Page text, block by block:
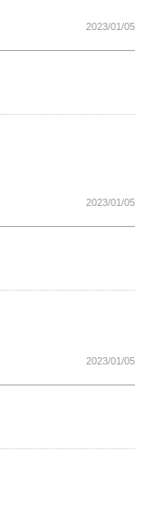
2023/01/05
2023/01/05
2023/01/05